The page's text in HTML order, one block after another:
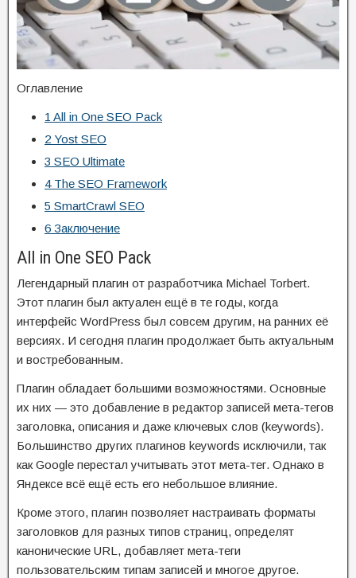
Оглавление
1 All in One SEO Pack
2 Yost SEO
3 SEO Ultimate
4The SEO Framework
5 SmartCrawl SEO
6 Заключение
All in One SEO Pack
Легендарный плагин от разработчика Michael Torbert.
Этот плагин был актуален ещё в те годы, когда
интерфейс WordPress был совсем другим, на ранних её
версиях. И сегодня плагин продолжает быть актуальным
и востребованным.
Плагин обладает большими возможностями. Основные
их них — это добавление в редактор записей мета-тегов
заголовка, описания и даже ключевых слов (keywords).
Большинство других плагинов keywords исключили, так
как Google перестал учитывать этот мета-тег. Однако в
Яндексе всё ещё есть его небольшое влияние.
Кроме этого, плагин позволяет настраивать форматы
заголовков для разных типов страниц, определят
канонические URL, добавляет мета-теги
пользовательским типам записей и многое другое.